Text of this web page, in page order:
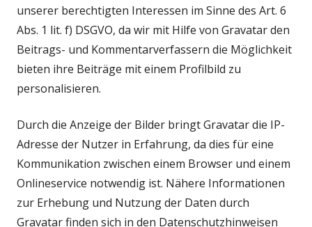
unserer berechtigten Interessen im Sinne des Art. 6
Abs. 1 lit. f) DSGVO, da wir mit Hilfe von Gravatar den
Beitrags- und Kommentarverfassern die Möglichkeit
bieten ihre Beiträge mit einem Profilbild zu
personalisieren.
Durch die Anzeige der Bilder bringt Gravatar die IP-
Adresse der Nutzer in Erfahrung, da dies für eine
Kommunikation zwischen einem Browser und einem
Onlineservice notwendig ist. Nähere Informationen
zur Erhebung und Nutzung der Daten durch
Gravatar finden sich in den Datenschutzhinweisen